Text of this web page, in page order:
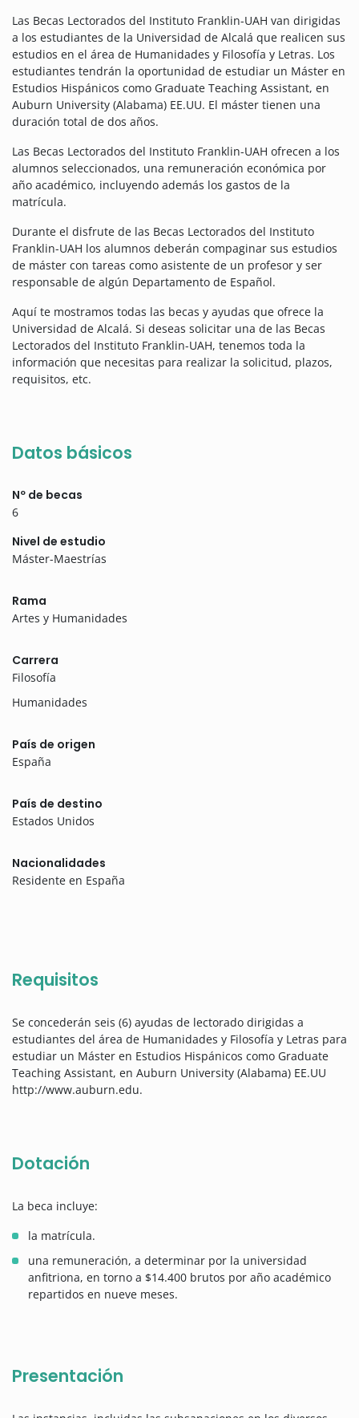
Las Becas Lectorados del Instituto Franklin-UAH van dirigidas
a los estudiantes de la Universidad de Alcalá que realicen sus
estudios en el área de Humanidades y Filosofía y Letras. Los
estudiantes tendrán la oportunidad de estudiar un Máster en
Estudios Hispánicos como Graduate Teaching Assistant, en
Auburn University (Alabama) EE.UU. El máster tienen una
duración total de dos años.
Las Becas Lectorados del Instituto Franklin-UAH ofrecen a los
alumnos seleccionados, una remuneración económica por
año académico, incluyendo además los gastos de la
matrícula.
Durante el disfrute de las Becas Lectorados del Instituto
Franklin-UAH los alumnos deberán compaginar sus estudios
de máster con tareas como asistente de un profesor y ser
responsable de algún Departamento de Español.
Aquí te mostramos todas las becas y ayudas que ofrece la
Universidad de Alcalá. Si deseas solicitar una de las Becas
Lectorados del Instituto Franklin-UAH, tenemos toda la
información que necesitas para realizar la solicitud, plazos,
requisitos, etc.
Datos básicos
Nº de becas
6
Nivel de estudio
Máster-Maestrías
Rama
Artes y Humanidades
Carrera
Filosofía
Humanidades
País de origen
España
País de destino
Estados Unidos
Nacionalidades
Residente en España
Requisitos
Se concederán seis (6) ayudas de lectorado dirigidas a
estudiantes del área de Humanidades y Filosofía y Letras para
estudiar un Máster en Estudios Hispánicos como Graduate
Teaching Assistant, en Auburn University (Alabama) EE.UU
http://www.auburn.edu.
Dotación
La beca incluye:
la matrícula.
una remuneración, a determinar por la universidad
anfitriona, en torno a $14.400 brutos por año académico
repartidos en nueve meses.
Presentación